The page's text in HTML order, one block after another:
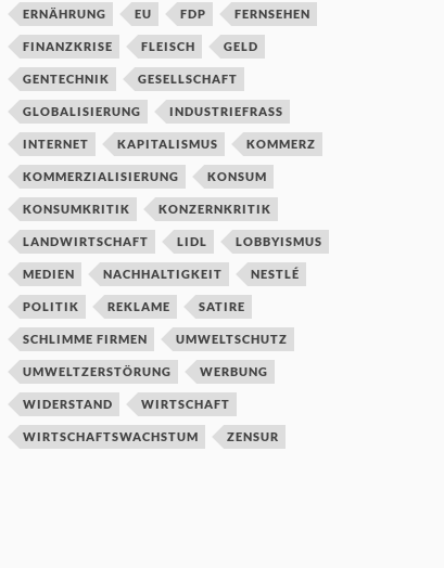
ERNÄHRUNG EU FDP FERNSEHEN
FINANZKRISE FLEISCH GELD
GENTECHNIK GESELLSCHAFT
GLOBALISIERUNG INDUSTRIEFRASS
INTERNET KAPITALISMUS KOMMERZ
KOMMERZIALISIERUNG KONSUM
KONSUMKRITIK KONZERNKRITIK
LANDWIRTSCHAFT LIDL LOBBYISMUS
MEDIEN NACHHALTIGKEIT NESTLÉ
POLITIK REKLAME SATIRE
SCHLIMME FIRMEN UMWELTSCHUTZ
UMWELTZERSTÖRUNG WERBUNG
WIDERSTAND WIRTSCHAFT
WIRTSCHAFTSWACHSTUM ZENSUR